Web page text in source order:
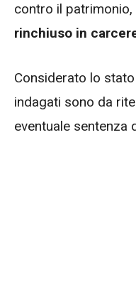
contro il
rinchiuso in
Considerato lo
indagati sono da
eventuale sentenza